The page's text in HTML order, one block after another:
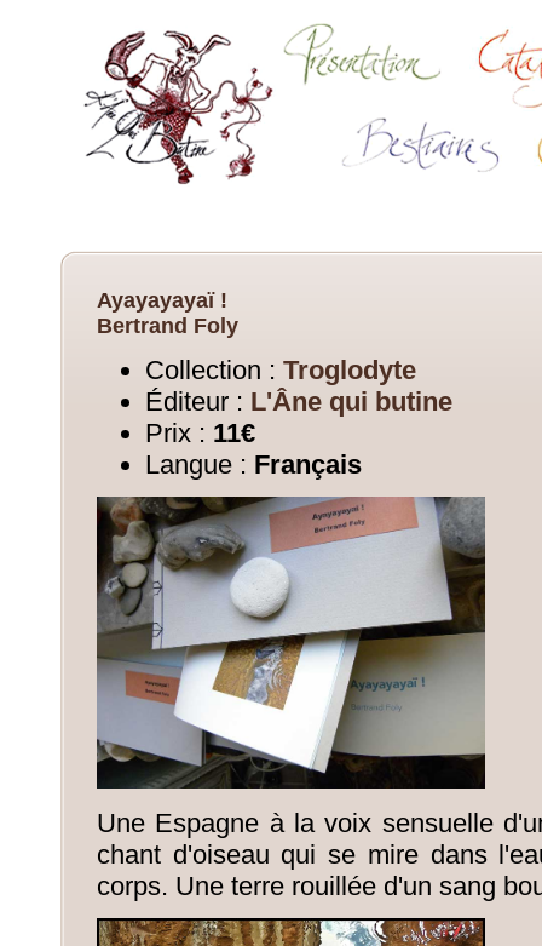
Ayayayayaï !
Bertrand Foly
Collection : Troglodyte
Éditeur : L'Âne qui butine
Prix : 11€
Langue : Français
Une Espagne à la voix sensuelle
chant d'oiseau qui se mire dans
corps. Une terre rouillée d'un sang